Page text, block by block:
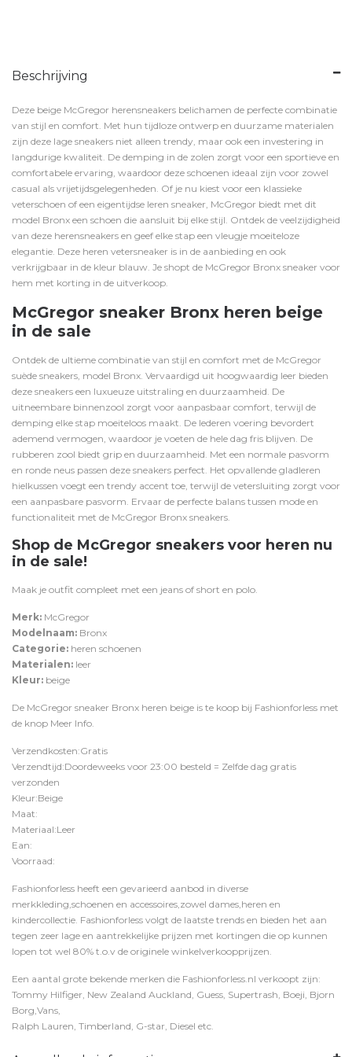
Beschrijving
Deze beige McGregor herensneakers belichamen de perfecte combinatie
van stijl en comfort. Met hun tijdloze ontwerp en duurzame materialen
zijn deze lage sneakers niet alleen trendy, maar ook een investering in
langdurige kwaliteit. De demping in de zolen zorgt voor een sportieve en
comfortabele ervaring, waardoor deze schoenen ideaal zijn voor zowel
casual als vrijetijdsgelegenheden. Of je nu kiest voor een klassieke
veterschoen of een eigentijdse leren sneaker, McGregor biedt met dit
model Bronx een schoen die aansluit bij elke stijl. Ontdek de veelzijdigheid
van deze herensneakers en geef elke stap een vleugje moeiteloze
elegantie. Deze heren vetersneaker is in de aanbieding en ook
verkrijgbaar in de kleur blauw. Je shopt de McGregor Bronx sneaker voor
hem met korting in de uitverkoop.
McGregor sneaker Bronx heren beige
in de sale
Ontdek de ultieme combinatie van stijl en comfort met de McGregor
suède sneakers, model Bronx. Vervaardigd uit hoogwaardig leer bieden
deze sneakers een luxueuze uitstraling en duurzaamheid. De
uitneembare binnenzool zorgt voor aanpasbaar comfort, terwijl de
demping elke stap moeiteloos maakt. De lederen voering bevordert
ademend vermogen, waardoor je voeten de hele dag fris blijven. De
rubberen zool biedt grip en duurzaamheid. Met een normale pasvorm
en ronde neus passen deze sneakers perfect. Het opvallende gladleren
hielkussen voegt een trendy accent toe, terwijl de vetersluiting zorgt voor
een aanpasbare pasvorm. Ervaar de perfecte balans tussen mode en
functionaliteit met de McGregor Bronx sneakers.
Shop de McGregor sneakers voor heren nu
in de sale!
Maak je outfit compleet met een jeans of short en polo.
Merk: McGregor
Modelnaam: Bronx
Categorie: heren schoenen
Materialen: leer
Kleur: beige
De McGregor sneaker Bronx heren beige is te koop bij Fashionforless met
de knop Meer Info.
Verzendkosten:Gratis
Verzendtijd:Doordeweeks voor 23:00 besteld = Zelfde dag gratis
verzonden
Kleur:Beige
Maat:
Materiaal:Leer
Ean:
Voorraad:
Fashionforless heeft een gevarieerd aanbod in diverse
merkkleding,schoenen en accessoires,zowel dames,heren en
kindercollectie. Fashionforless volgt de laatste trends en bieden het aan
tegen zeer lage en aantrekkelijke prijzen met kortingen die op kunnen
lopen tot wel 80% t.o.v de originele winkelverkoopprijzen.
Een aantal grote bekende merken die Fashionforless.nl verkoopt zijn:
Tommy Hilfiger, New Zealand Auckland, Guess, Supertrash, Boeji, Bjorn
Borg,Vans,
Ralph Lauren, Timberland, G-star, Diesel etc.